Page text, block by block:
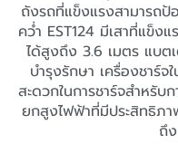
ถังรถที่แข็งแรงสามารถ
คว่ำ EST124 มีเสาที่แข็ง
ได้สูงถึง 3.6 เมตร แบ
บำรุงรักษา เครื่องชาร์
สะดวกในการชาร์จสำหรับ
ยกสูงไฟฟ้าที่มีประสิทธิภา
ถึ